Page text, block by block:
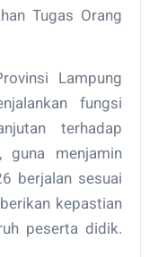
Tugas Orang
Lampung
fungsi
terhadap
guna menjamin
berjalan sesuai
kepastian
peserta didik.